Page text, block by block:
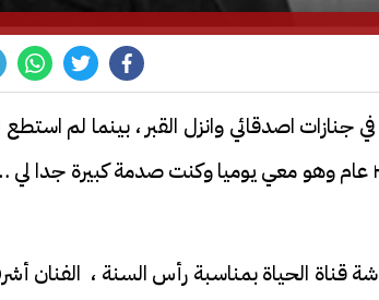
اصدقائي وانزل القبر ، بينما لم استطع
انزل في قبر سليمان عيد وكنت احبه جدا واقرب صديق ولمدة ٢٦ عام وهو معي يوميا وكنت صدمة كبيرة جدا لي
قناة الحياة بمناسبة رأس السنة ، الفنان